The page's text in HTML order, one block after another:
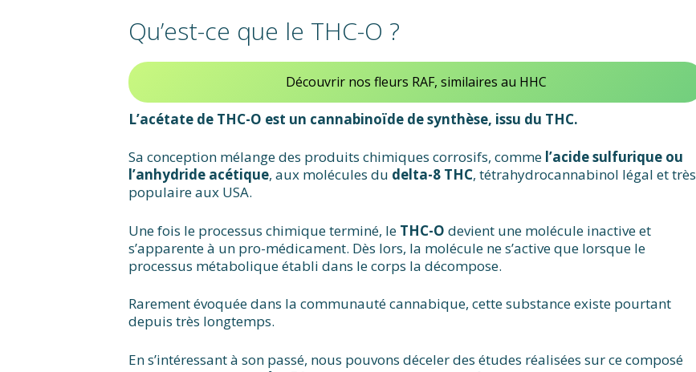
Qu’est-ce que le THC-O ?
Découvrir nos fleurs RAF, similaires au HHC
L’acétate de THC-O est un cannabinoïde de synthèse, issu du THC.
Sa conception mélange des produits chimiques corrosifs, comme l’acide sulfurique ou
l’anhydride acétique, aux molécules du delta-8 THC, tétrahydrocannabinol légal et très
populaire aux USA.
Une fois le processus chimique terminé, le THC-Odevient une molécule inactive et
s’apparente à un pro-médicament. Dès lors, la molécule ne s’active que lorsque le
processus métabolique établi dans le corps la décompose.
Rarement évoquée dans la communauté cannabique, cette substance existe pourtant
depuis très longtemps.
En s’intéressant à son passé, nous pouvons déceler des études réalisées sur ce composé